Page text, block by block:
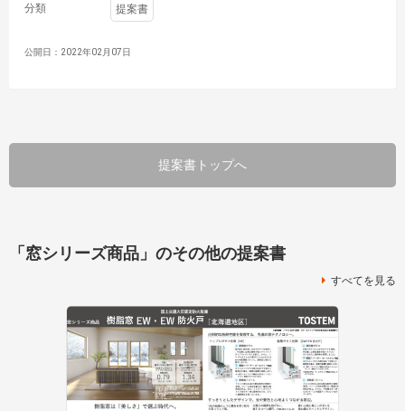
分類 提案書
公開日：2022年02月07日
提案書トップへ
「窓シリーズ商品」のその他の提案書
すべてを見る